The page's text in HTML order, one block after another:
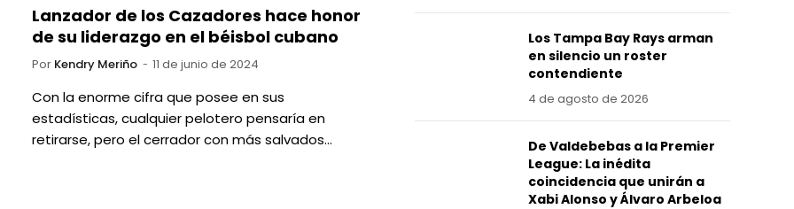
Lanzador de los Cazadores hace honor
de su liderazgo en el béisbol cubano
Por Kendry Meriño 11 de junio de 2024
Con la enorme cifra que posee en sus
estadísticas, cualquier pelotero pensaría en
retirarse, pero el cerrador con más salvados…
Los Tampa Bay Rays arman
en silencio un roster
contendiente
4 de agosto de 2026
De Valdebebas a la Premier
League: La inédita
coincidencia que unirán a
Xabi Alonso y Álvaro Arbeloa